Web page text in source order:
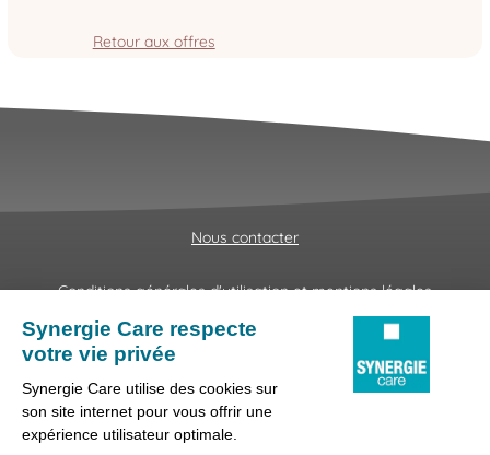
Retour aux offres
Nous contacter
Conditions générales d'utilisation et mentions légales
Fraudes & Hameçonnages
Lanceur d'alertes